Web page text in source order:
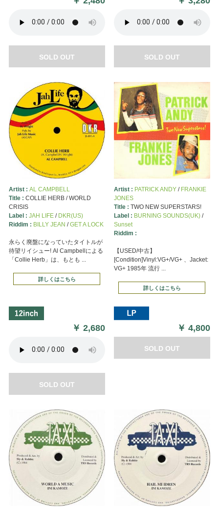
SOLD OUT SOLD OUT
Artist : AL CAMPBELL
Title : COLLIE HERB / WORLD
CRISIS
Label : JAH LIFE/ DKR(US)
Riddim : BILLY JEAN /GET A LOCK
永らく廃盤になっていたタイトルが
待望リイシュー! Al Campbellによる
「Collie Herb」は、もとも ...
詳しくはこちら
￥2,680
SOLD OUT
Artist : PATRICK ANDY/ FRANKIE
JONES
Title : TWO NEW SUPERSTARS!
Label : BURNING SOUNDS(UK)/
Sunset
Riddim :
【USED/中古】
[Condition]Vinyl:VG+/VG+ 、Jacket:
VG+ 1985年 流行 ...
詳しくはこちら
￥4,800
SOLD OUT